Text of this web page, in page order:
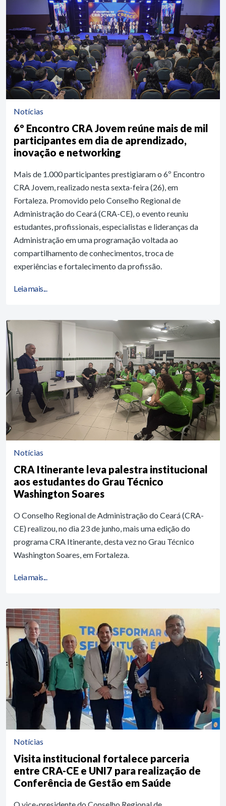
Notícias
6º Encontro CRA Jovem reúne mais de mil
participantes em dia de aprendizado,
inovação e networking
Mais de 1.000 participantes prestigiaram o 6º Encontro
CRA Jovem, realizado nesta sexta-feira (26), em
Fortaleza. Promovido pelo Conselho Regional de
Administração do Ceará (CRA-CE), o evento reuniu
estudantes, profissionais, especialistas e lideranças da
Administração em uma programação voltada ao
compartilhamento de conhecimentos, troca de
experiências e fortalecimento da profissão.
Leia mais...
Notícias
CRA Itinerante leva palestra institucional
aos estudantes do Grau Técnico
Washington Soares
O Conselho Regional de Administração do Ceará (CRA-
CE) realizou, no dia 23 de junho, mais uma edição do
programa CRA Itinerante, desta vez no Grau Técnico
Washington Soares, em Fortaleza.
Leia mais...
Notícias
Visita institucional fortalece parceria
entre CRA-CE e UNI7 para realização de
Conferência de Gestão em Saúde